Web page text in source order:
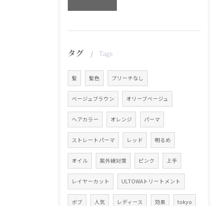
タグ Tags
髪 髪色 ブリーチなし
ベージュブラウン オリーブベージュ
ヘアカラー オレンジ パーマ
ストレートパーマ レッド 明るめ
オイル 紫外線対策 ピンク 上手
レイヤーカット ULTOWAトリートメント
ボブ 人気 レディース 効果 tokyo